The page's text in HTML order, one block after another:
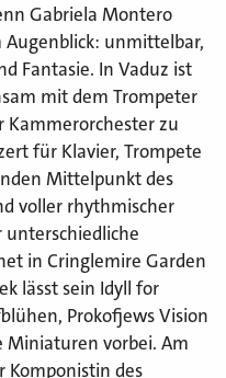
Gabriela Montero
unmittelbar,
Fantasie. In Vaduz ist
mit dem Trompeter
Kammerorchester zu
für Klavier, Trompete
Mittelpunkt des
voller rhythmischer
unterschiedliche
in Cringlemire Garden
lässt sein Idyll for
Prokofjews Vision
Miniaturen vorbei. Am
Komponistin des